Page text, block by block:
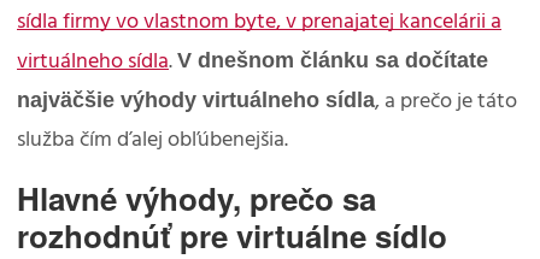
sídla firmy vo vlastnom byte, v prenajatej kancelárii a
virtuálneho sídla. V dnešnom článku sa dočítate
najväčšie výhody virtuálneho sídla, a prečo je táto
služba čím ďalej obľúbenejšia.
Hlavné výhody, prečo sa
rozhodnúť pre virtuálne sídlo